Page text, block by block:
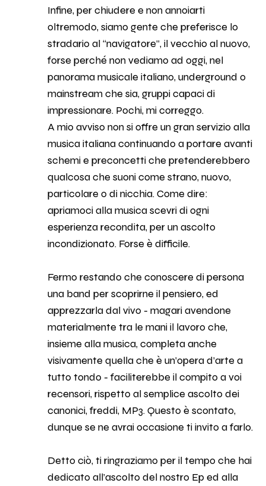
Infine, per chiudere e non annoiarti
oltremodo, siamo gente che preferisce lo
stradario al “navigatore”, il vecchio al nuovo,
forse perché non vediamo ad oggi, nel
panorama musicale italiano, underground o
mainstream che sia, gruppi capaci di
impressionare. Pochi, mi correggo.
A mio avviso non si offre un gran servizio alla
musica italiana continuando a portare avanti
schemi e preconcetti che pretenderebbero
qualcosa che suoni come strano, nuovo,
particolare o di nicchia. Come dire:
apriamoci alla musica scevri di ogni
esperienza recondita, per un ascolto
incondizionato. Forse è difficile.
Fermo restando che conoscere di persona
una band per scoprirne il pensiero, ed
apprezzarla dal vivo - magari avendone
materialmente tra le mani il lavoro che,
insieme alla musica, completa anche
visivamente quella che è un’opera d’arte a
tutto tondo - faciliterebbe il compito a voi
recensori, rispetto al semplice ascolto dei
canonici, freddi, MP3. Questo è scontato,
dunque se ne avrai occasione ti invito a farlo.
Detto ciò, ti ringraziamo per il tempo che hai
dedicato all’ascolto del nostro Ep ed alla